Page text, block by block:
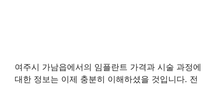
여주시 가남읍에서의 임플란트 가격과 시술 과정에
대한 정보는 이제 충분히 이해하셨을 것입니다. 전